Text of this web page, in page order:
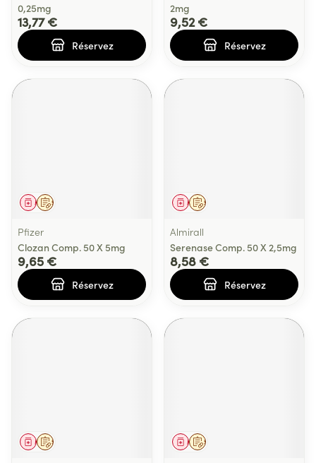
0,25mg
13,77 €
Réservez
2mg
9,52 €
Réservez
Sur prescription
Médicament
Pfizer
Clozan Comp. 50 X 5mg
9,65 €
Réservez
Sur prescription
Médicament
Almirall
Serenase Comp. 50 X 2,5mg
8,58 €
Réservez
Sur prescription
Médicament Sur prescription
Médicament